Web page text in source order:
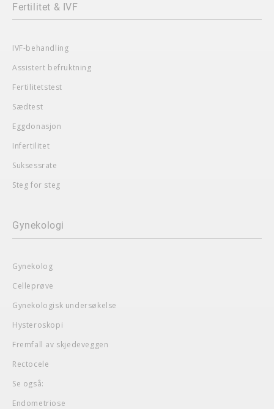
Fertilitet & IVF
IVF-behandling
Assistert befruktning
Fertilitetstest
Sædtest
Eggdonasjon
Infertilitet
Suksessrate
Steg for steg
Gynekologi
Gynekolog
Celleprøve
Gynekologisk undersøkelse
Hysteroskopi
Fremfall av skjedeveggen
Rectocele
Se også:
Endometriose